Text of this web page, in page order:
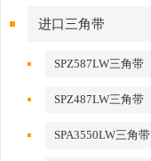
进口三角带
SPZ587LW三角带
SPZ487LW三角带
SPA3550LW三角带